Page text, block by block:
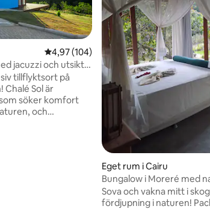
4,97 av 5 i genomsnittligt betyg, 104
4,97 (104)
jacuzzi och utsikt
tillflyktsort på
söker komfort
och
Eget rum i Cairu
Bungalow i Moreré med
café - Sol
Sova och vakna mitt i
fördjupning i naturen!